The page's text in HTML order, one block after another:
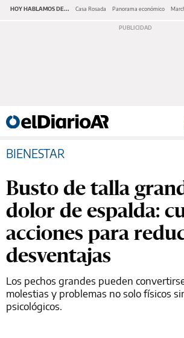
HOY HABLAMOS DE... Casa Rosada Panorama económico
BIENESTAR
Busto de talla
dolor de espalda:
acciones para
desventajas
Los pechos grandes pueden
molestias y problemas no solo físicos
psicológicos.